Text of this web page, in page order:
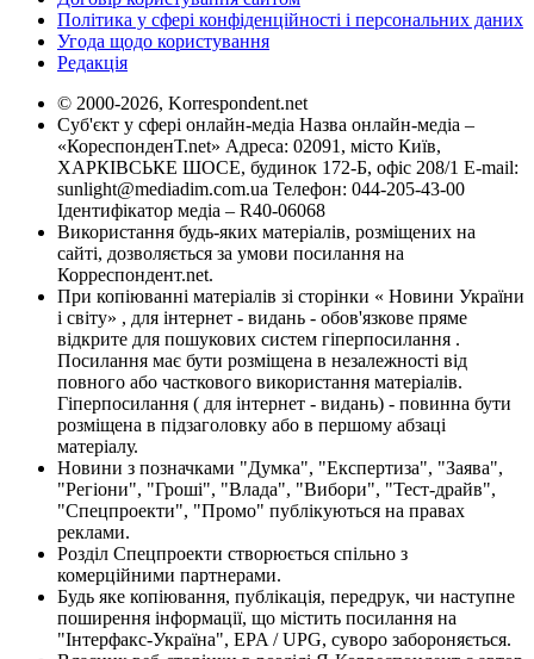
Політика у сфері конфіденційності і персональних даних
Угода щодо користування
Редакція
© 2000-2026, Korrespondent.net
Суб'єкт у сфері онлайн-медіа Назва онлайн-медіа –
«КореспонденТ.net» Адреса: 02091, місто Київ,
ХАРКІВСЬКЕ ШОСЕ, будинок 172-Б, офіс 208/1 E-mail:
sunlight@mediadim.com.ua Телефон: 044-205-43-00
Ідентифікатор медіа – R40-06068
Використання будь-яких матеріалів, розміщених на
сайті, дозволяється за умови посилання на
Корреспондент.net.
При копіюванні матеріалів зі сторінки « Новини України
і світу» , для інтернет - видань - обов'язкове пряме
відкрите для пошукових систем гіперпосилання .
Посилання має бути розміщена в незалежності від
повного або часткового використання матеріалів.
Гіперпосилання ( для інтернет - видань) - повинна бути
розміщена в підзаголовку або в першому абзаці
матеріалу.
Новини з позначками "Думка", "Експертиза", "Заява",
"Регіони", "Гроші", "Влада", "Вибори", "Тест-драйв",
"Спецпроекти", "Промо" публікуються на правах
реклами.
Розділ Спецпроекти створюється спільно з
комерційними партнерами.
Будь яке копіювання, публікація, передрук, чи наступне
поширення інформації, що містить посилання на
"Інтерфакс-Україна", EPA / UPG, суворо забороняється.